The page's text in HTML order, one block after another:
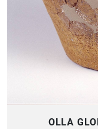
OLLA